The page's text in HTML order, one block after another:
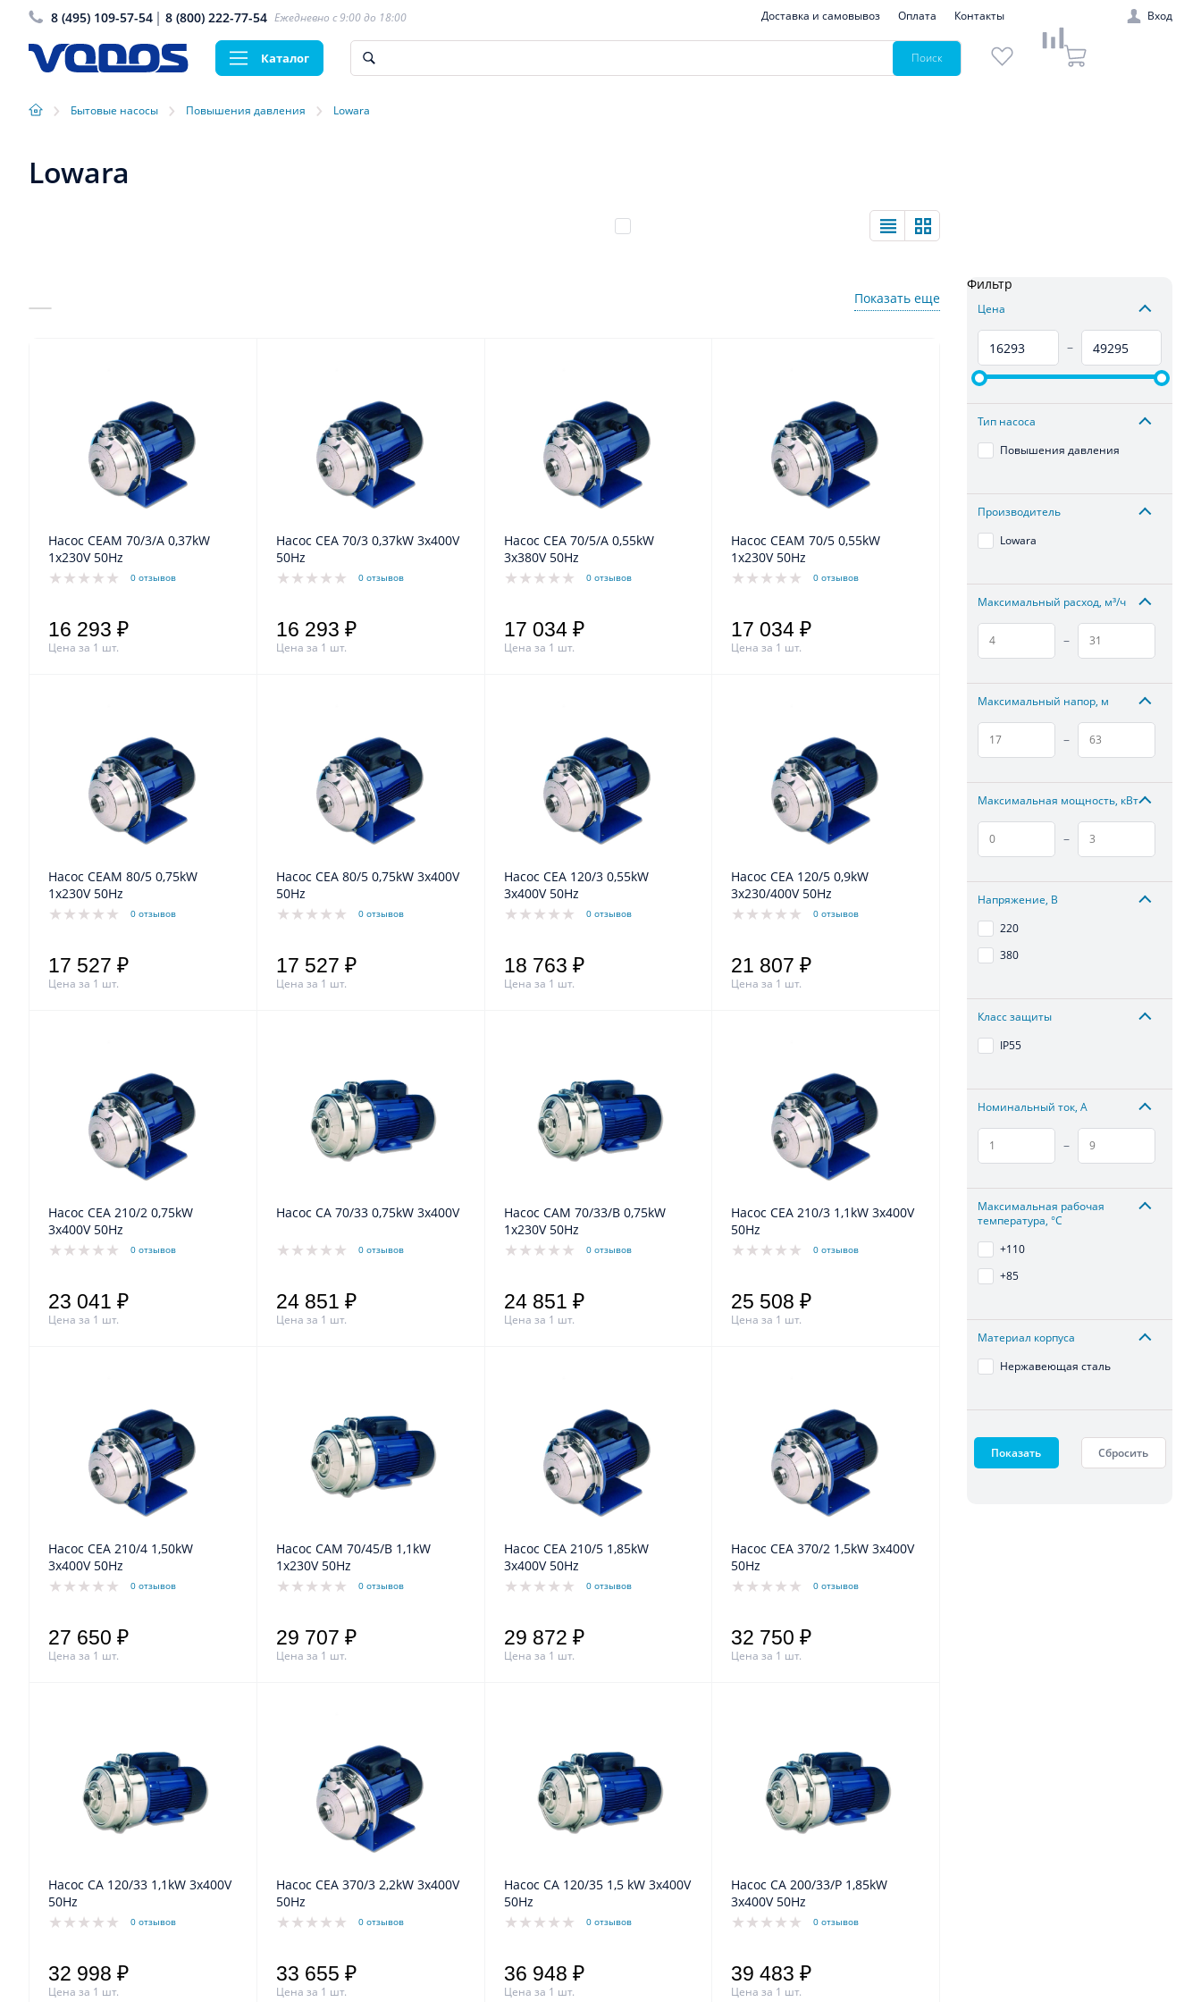
8 (495) 109-57-54 8 (800) 222-77-54 Ежедневно с 9:00 до 18:00 Доставка и самовывоз Оплата Контакты Вход
Каталог Поиск
› Бытовые насосы › Повышения давления › Lowara
Lowara
Показать еще
Насос CEAM 70/3/A 0,37kW
1x230V 50Hz
0 отзывов
16 293 ₽
Цена за 1 шт.
Насос CEA 70/3 0,37kW 3x400V
50Hz
0 отзывов
16 293 ₽
Цена за 1 шт.
Насос CEA 70/5/A 0,55kW
3x380V 50Hz
0 отзывов
17 034 ₽
Цена за 1 шт.
Насос CEAM 70/5 0,55kW
1x230V 50Hz
0 отзывов
17 034 ₽
Цена за 1 шт.
Насос CEAM 80/5 0,75kW
1x230V 50Hz
0 отзывов
17 527 ₽
Цена за 1 шт.
Насос CEA 80/5 0,75kW 3x400V
50Hz
0 отзывов
17 527 ₽
Цена за 1 шт.
Насос CEA 120/3 0,55kW
3x400V 50Hz
0 отзывов
18 763 ₽
Цена за 1 шт.
Насос CEA 120/5 0,9kW
3x230/400V 50Hz
0 отзывов
21 807 ₽
Цена за 1 шт.
Насос CEA 210/2 0,75kW
3x400V 50Hz
0 отзывов
23 041 ₽
Цена за 1 шт.
Насос CA 70/33 0,75kW 3x400V
0 отзывов
24 851 ₽
Цена за 1 шт.
Насос CAM 70/33/B 0,75kW
1x230V 50Hz
0 отзывов
24 851 ₽
Цена за 1 шт.
Насос CEA 210/3 1,1kW 3x400V
50Hz
0 отзывов
25 508 ₽
Цена за 1 шт.
Насос CEA 210/4 1,50kW
3x400V 50Hz
0 отзывов
27 650 ₽
Цена за 1 шт.
Насос CAM 70/45/B 1,1kW
1x230V 50Hz
0 отзывов
29 707 ₽
Цена за 1 шт.
Насос CEA 210/5 1,85kW
3x400V 50Hz
0 отзывов
29 872 ₽
Цена за 1 шт.
Насос CEA 370/2 1,5kW 3x400V
50Hz
0 отзывов
32 750 ₽
Цена за 1 шт.
Насос CA 120/33 1,1kW 3x400V
50Hz
0 отзывов
32 998 ₽
Цена за 1 шт.
Насос CEA 370/3 2,2kW 3x400V
50Hz
0 отзывов
33 655 ₽
Цена за 1 шт.
Насос CA 120/35 1,5 kW 3x400V
50Hz
0 отзывов
36 948 ₽
Цена за 1 шт.
Насос CA 200/33/P 1,85kW
3x400V 50Hz
0 отзывов
39 483 ₽
Цена за 1 шт.
Фильтр
Цена
–
Тип насоса
Повышения давления
Производитель
Lowara
Максимальный расход, м³/ч
–
Максимальный напор, м
–
Максимальная мощность, кВт
–
Напряжение, В
220
380
Класс защиты
IP55
Номинальный ток, А
–
Максимальная рабочая
температура, °С
+110
+85
Материал корпуса
Нержавеющая сталь
Показать Сбросить